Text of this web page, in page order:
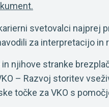
svetovalci najprej
za interpretacijo in
njihove stranke
– Razvoj storitev
točke za VKO s